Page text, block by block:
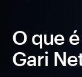
O que
Gari